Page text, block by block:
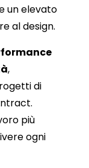
un elevato
al design.
,
di
più
ogni